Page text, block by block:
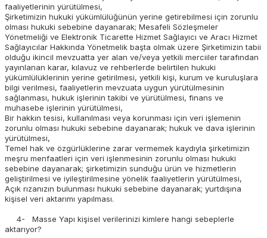
faaliyetlerinin yürütülmesi,
Şirketimizin hukuki yükümlülüğünün yerine getirebilmesi için zorunlu
olması hukuki sebebine dayanarak; Mesafeli Sözleşmeler
Yönetmeliği ve Elektronik Ticarette Hizmet Sağlayıcı ve Aracı Hizmet
Sağlayıcılar Hakkında Yönetmelik başta olmak üzere Şirketimizin tabii
olduğu ikincil mevzuatta yer alan ve/veya yetkili merciiler tarafından
yayınlanan karar, kılavuz ve rehberlerde belirtilen hukuki
yükümlülüklerinin yerine getirilmesi, yetkili kişi, kurum ve kuruluşlara
bilgi verilmesi, faaliyetlerin mevzuata uygun yürütülmesinin
sağlanması, hukuk işlerinin takibi ve yürütülmesi, finans ve
muhasebe işlerinin yürütülmesi,
Bir hakkın tesisi, kullanılması veya korunması için veri işlemenin
zorunlu olması hukuki sebebine dayanarak; hukuk ve dava işlerinin
yürütülmesi,
Temel hak ve özgürlüklerine zarar vermemek kaydıyla şirketimizin
meşru menfaatleri için veri işlenmesinin zorunlu olması hukuki
sebebine dayanarak; şirketimizin sunduğu ürün ve hizmetlerin
geliştirilmesi ve iyileştirilmesine yönelik faaliyetlerin yürütülmesi,
Açık rızanızın bulunması hukuki sebebine dayanarak; yurtdışına
kişisel veri aktarımı yapılması.
4- Masse Yapı kişisel verilerinizi kimlere hangi sebeplerle
aktarıyor?